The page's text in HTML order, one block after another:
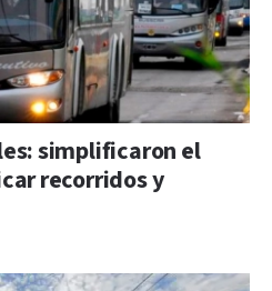
simplificaron el
recorridos y